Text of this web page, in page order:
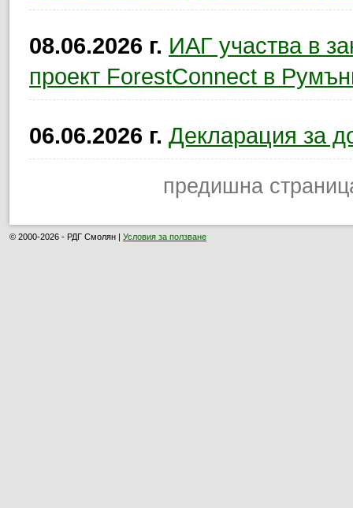
08.06.2026 г. ИАГ участва в
проект ForestConnect в
06.06.2026 г. Декларация за
предишна
© 2000-2026 - РДГ Смолян | Условия за ползване